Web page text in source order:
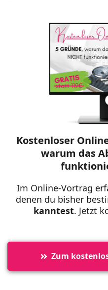
Kostenloser
warum das
Im Online-Vortrag
denen du bisher
kanntest. Jetzt
Zum